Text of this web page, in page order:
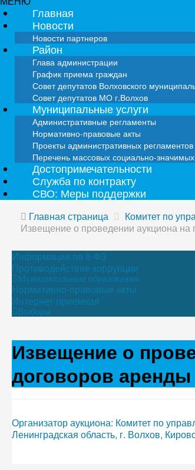
Главная
Новости
Новости партнеров
Район
Глава администрации
График приема граждан
Совет депутатов Волховского
Совет депутатов МО г.Волхов
Муниципальные услуги
Административные регламенты
Нормативно-правовые акты
Проекты административных регламентов
Перечень массовых социально-
Достопримечательности
Служба по контракту
СВО: Меры поддержки
Главная страница
Комитет по
Извещение о проведении аукциона
Информация по 8-ФЗ
Противодействие коррупции
Муниципальные образования
Нормативно-правовые акты
Интернет-приёмная
Выборы
Извещение о
договоров
Организатор аукциона: Комитет по
Ленинградская область, г. Волхов,